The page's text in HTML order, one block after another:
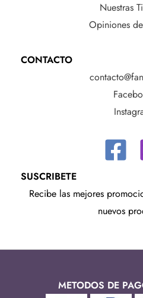
Nuestras
Opiniones
CONTACTO
SUSCRIBETE
Recibe las mejores
nuevos
METODOS DE